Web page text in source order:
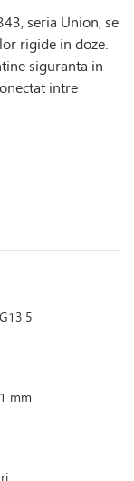
seria Union, se
rigide in doze.
siguranta in
intre
mm